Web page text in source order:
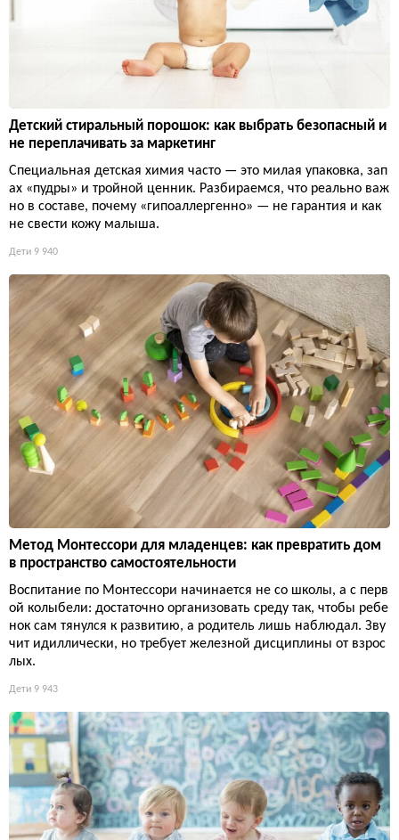
Детский стиральный порошок: как выбрать безопасный и
не переплачивать за маркетинг
Специальная детская химия часто — это милая упаковка, зап
ах «пудры» и тройной ценник. Разбираемся, что реально важ
но в составе, почему «гипоаллергенно» — не гарантия и как
не свести кожу малыша.
Дети 9 940
Метод Монтессори для младенцев: как превратить дом
в пространство самостоятельности
Воспитание по Монтессори начинается не со школы, а с перв
ой колыбели: достаточно организовать среду так, чтобы ребе
нок сам тянулся к развитию, а родитель лишь наблюдал. Зву
чит идиллически, но требует железной дисциплины от взрос
лых.
Дети 9 943